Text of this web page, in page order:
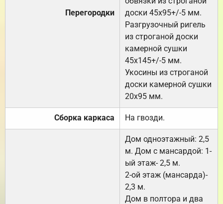
Перегородки
доски 45х95+/-5 мм.
Разгрузочный ригель
из строганой доски
камерной сушки
45х145+/-5 мм.
Укосины из строганой
доски камерной сушки
20х95 мм.
Сборка каркаса На гвозди.
Дом одноэтажный: 2,5
м. Дом с мансардой: 1-
ый этаж- 2,5 м.
2-ой этаж (мансарда)-
2,3 м.
Дом в полтора и два